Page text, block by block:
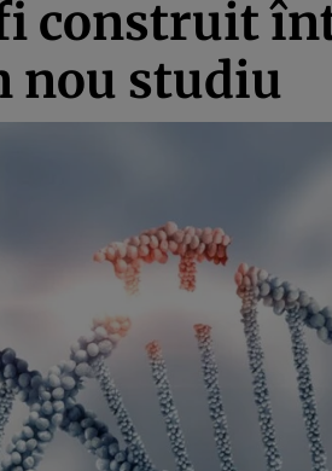
construit
nou studiu